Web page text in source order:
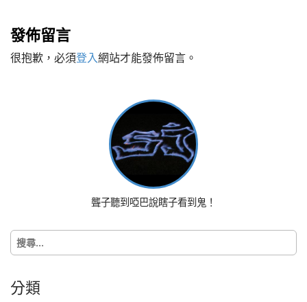
t
n
a
發佈留言
很抱歉，必須登入網站才能發佈留言。
聾子聽到啞巴說瞎子看到鬼！
搜
尋
字:
分類